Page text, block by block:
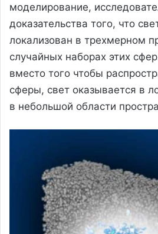
моделирование,
доказательства того, что
локализован в трехмерном
случайных наборах этих
вместо того чтобы
сферы, свет оказывается в
в небольшой области